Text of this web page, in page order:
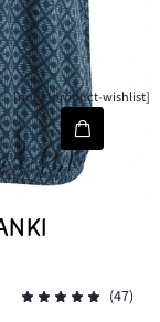
[node-product-wishlist]
(47)